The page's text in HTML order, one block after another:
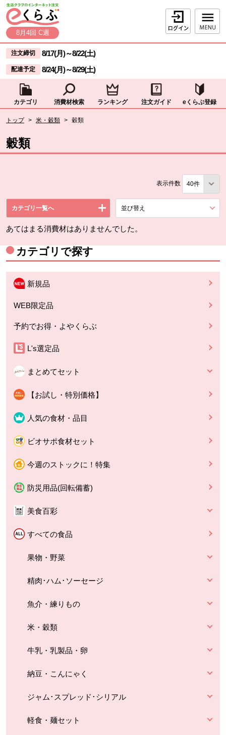
ページの先頭です。
本文へジャンプする。
8月4回 C週
ログイン
ここからサイト内共通メニューです。
サイト内共通メニューをスキップする
注文締切 8/17(月)～8/22(土)
配達予定 8/24(月)～8/29(土)
カテゴリ 消費材検索 ランキング 注文ガイド eくらぶ登録
トップ > 米・穀類 > 穀類
穀類
表示件数
カテゴリ一覧へ 並び替え
あてはまる消費材はありませんでした。
カテゴリで探す
新規品
WEB限定品
予約でお得・よやくらぶ
L's選定品
まとめてセット
【お試し・特別価格】
人気の食材・品目
ビオサポ食材セット
今週のストックに！特集
防災用品(回転備蓄)
美食百彩
すべての食品
果物・野菜
精肉･ハム･ソーセージ
魚介・練りもの
米・穀類
牛乳・乳製品・卵
納豆・こんにゃく
ジャム･スプレッド･シリアル
軽食・麺セット